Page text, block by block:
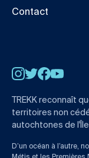
Contact
Instagram
Twitter
TREKK reconnaît
territoires non
autochtones de
D’un océan à l’autre,